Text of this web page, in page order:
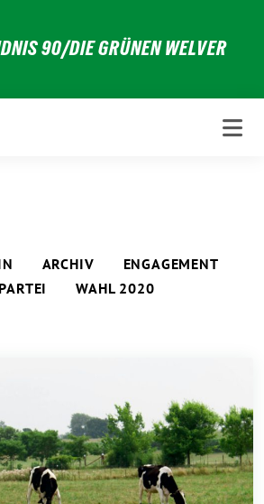
90/DIE GRÜNEN WELVER
ARCHIV
ENGAGEMENT
PARTEI
WAHL 2020